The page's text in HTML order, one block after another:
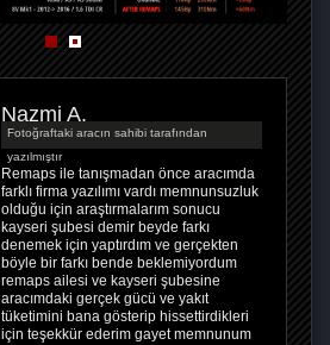
Nazmi A.
Fotoğraftaki aracın sahibi tarafından
yazılmıştır
Remaps ile tanışmadan önce aracımda
farklı firma yazılımı vardı memnunsuzluk
olduğu için araştırmalarım sonucu
kayseri şubesi demir beyde farkı
denemek için yaptırdım ve gerçekten
böyle bir farkı bende beklemiyordum
remaps ailesi ve kayseri şubesine
aracımdaki gerçek gücü ve yakıt
tüketimini bana gösterip hissettirdikleri
için teşekkür ederim gayet memnunum